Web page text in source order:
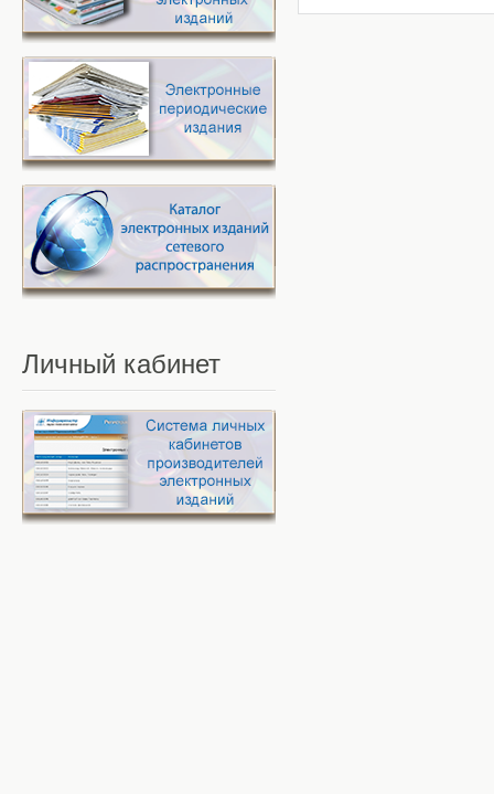
Личный кабинет